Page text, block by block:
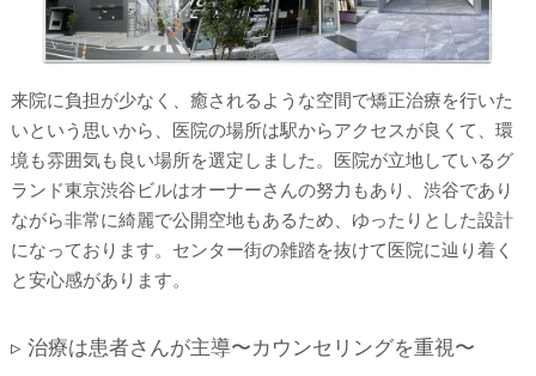
来院に負担が少なく、癒されるような空間で矯正治療を行いた
いという思いから、医院の場所は駅からアクセスが良くて、環
境も雰囲気も良い場所を選定しました。医院が立地しているグ
ランド東京渋谷ビルはオーナーさんの努力もあり、渋谷であり
ながら非常に綺麗で公開空地もあるため、ゆったりとした設計
になっております。センター街の雑踏を抜けて医院に辿り着く
と安心感があります。
▹ 治療は患者さんが主導〜カウンセリングを重視〜